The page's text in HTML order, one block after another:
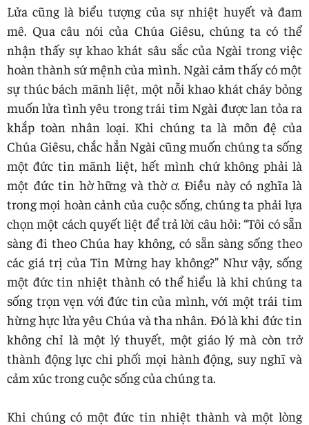
Lửa cũng là biểu tượng của sự nhiệt huyết và đam
mê. Qua câu nói của Chúa Giêsu, chúng ta có thể
nhận thấy sự khao khát sâu sắc của Ngài trong việc
hoàn thành sứ mệnh của mình. Ngài cảm thấy có một
sự thúc bách mãnh liệt, một nỗi khao khát cháy bỏng
muốn lửa tình yêu trong trái tim Ngài được lan tỏa ra
khắp toàn nhân loại. Khi chúng ta là môn đệ của
Chúa Giêsu, chắc hẳn Ngài cũng muốn chúng ta sống
một đức tin mãnh liệt, hết mình chứ không phải là
một đức tin hờ hững và thờ ơ. Điều này có nghĩa là
trong mọi hoàn cảnh của cuộc sống, chúng ta phải lựa
chọn một cách quyết liệt để trả lời câu hỏi: “Tôi có sẵn
sàng đi theo Chúa hay không, có sẵn sàng sống theo
các giá trị của Tin Mừng hay không?” Như vậy, sống
một đức tin nhiệt thành có thể hiểu là khi chúng ta
sống trọn vẹn với đức tin của mình, với một trái tim
hừng hực lửa yêu Chúa và tha nhân. Đó là khi đức tin
không chỉ là một lý thuyết, một giáo lý mà còn trở
thành động lực chi phối mọi hành động, suy nghĩ và
cảm xúc trong cuộc sống của chúng ta.
Khi chúng có một đức tin nhiệt thành và một lòng